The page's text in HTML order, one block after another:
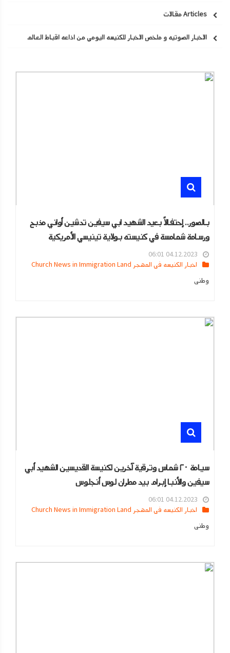
Articles مقالات
الاخبار الصوتيه و ملخص الاخبار للكنيسه اليومي من اذاعه اقباط العالم
بالصور.. إحتفالاً بعيد الشهيد ابي سيفين تدشين أواني مذبح
ورسامة شمامسة في كنيسته بولاية تينيسي الأمريكية
04.12.2023 06:01
اخبار الكنيسه في المهجر Church News in Immigration Land
وطنى
سيامة ٢٠ شماس وترقية آخرين لكنيسة القديسين الشهيد أبي
سيفين والأنبا إبرام بيد مطران لوس أنجلوس
04.12.2023 06:01
اخبار الكنيسه في المهجر Church News in Immigration Land
وطنى